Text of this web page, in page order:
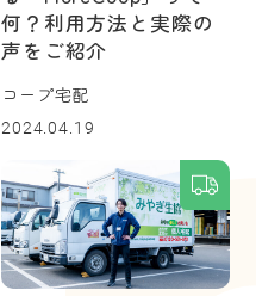
何？利用方法と実際の
声をご紹介
コープ宅配
2024.04.19